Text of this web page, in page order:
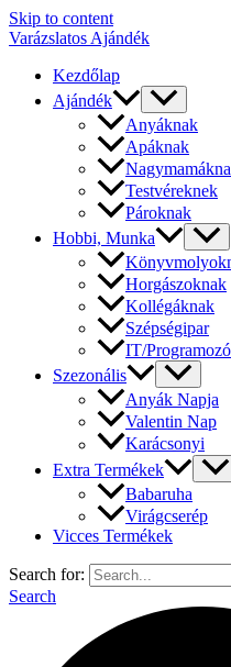
Skip to content
Varázslatos Ajándék
Kezdőlap
Ajándék
Anyáknak
Apáknak
Testvéreknek
Pároknak
Hobbi, Munka
Horgászoknak
Kollégáknak
Szépségipar
IT/
Szezonális
Anyák Napja
Valentin Nap
Karácsonyi
Extra Termékek
Babaruha
Virágcserép
Vicces Termékek
Search for:
Search